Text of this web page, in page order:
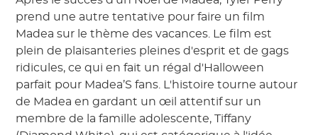
prend une autre tentative pour faire un film
Madea sur le thème des vacances. Le film est
plein de plaisanteries pleines d'esprit et de gags
ridicules, ce qui en fait un régal d'Halloween
parfait pour Madea’S fans. L'histoire tourne autour
de Madea en gardant un œil attentif sur un
membre de la famille adolescente, Tiffany